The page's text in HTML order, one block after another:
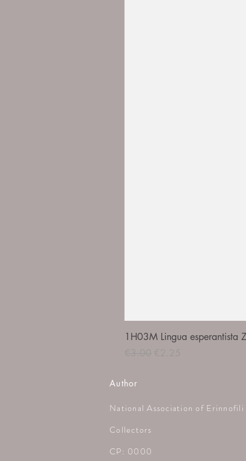
1H03M Lingua esperantista
Author
National Association of Erinnofili
Collectors
CP: 0000